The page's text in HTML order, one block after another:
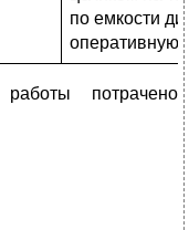
по емкости
оперативную
потрачено